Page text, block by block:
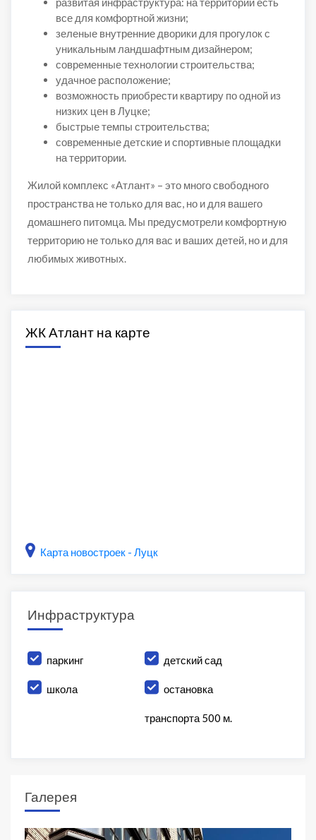
все для комфортной жизни;
зеленые внутренние дворики для прогулок с
уникальным ландшафтным дизайнером;
современные технологии строительства;
удачное расположение;
возможность приобрести квартиру по одной из
низких цен в Луцке;
быстрые темпы строительства;
современные детские и спортивные площадки
на территории.
Жилой комплекс «Атлант» – это много свободного
пространства не только для вас, но и для вашего
домашнего питомца. Мы предусмотрели комфортную
территорию не только для вас и ваших детей, но и для
любимых животных.
ЖК Атлант на карте
Карта новостроек - Луцк
Инфраструктура
паркинг детский сад
школа остановка
транспорта 500 м.
Галерея